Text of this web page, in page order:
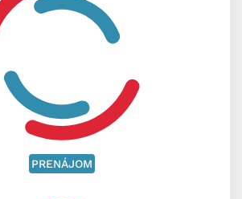
PRENÁJOM